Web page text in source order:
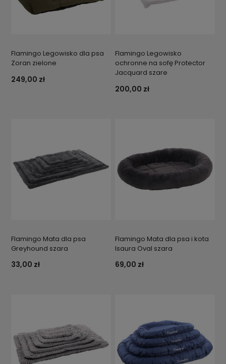
Flamingo Legowisko dla psa
Zoran zielone
249,00 zł
Flamingo Legowisko
ochronne na sofę Protector
Jacquard szare
200,00 zł
Flamingo Mata dla psa
Greyhound szara
33,00 zł
Flamingo Mata dla psa i kota
Isaura Oval szara
69,00 zł